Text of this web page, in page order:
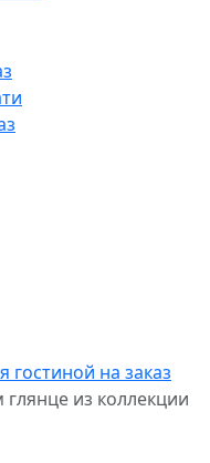
гостиной на заказ
из коллекции